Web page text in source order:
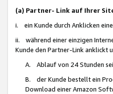
(a) Partner- Link auf Ihrer
i. ein Kunde durch Anklicken
ii. während einer einzigen
Kunde den Partner-Link anklickt
A. Ablauf von 24 Stunden
B. der Kunde bestellt ein
Download einer Amazon